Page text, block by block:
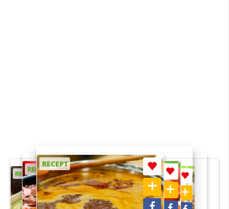
RECEPT
RECEPT
RECEPT
RECEPT
RECEPT